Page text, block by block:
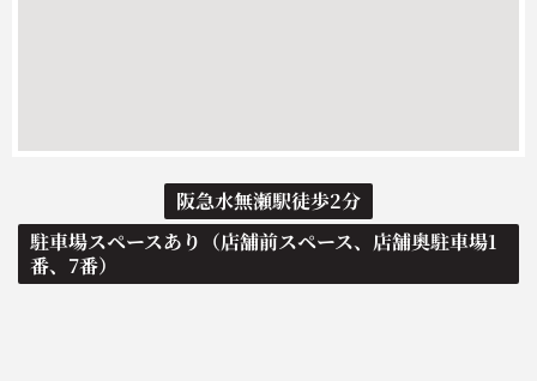
阪急水無瀬駅徒歩2分
駐車場スペースあり（店舗前スペース、店舗奥駐車場1
番、7番）